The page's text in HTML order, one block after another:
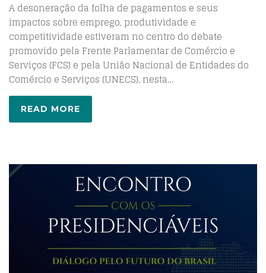
A desoneração da folha de pagamentos e seus
impactos sobre emprego, produtividade e
competitividade estiveram no centro do debate
promovido pela Frente Parlamentar de Comércio e
Serviços (FCS) e pela União Nacional de Entidades do
Comércio e Serviços (UNECS), nesta…
READ MORE